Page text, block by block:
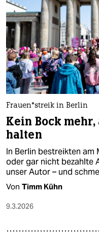
Frau­en*­streik in Berlin
Kein Bock
halten
In Berlin bestreikten am
oder gar nicht bezahlte
unser Autor – und
Von Timm Kühn
9.3.2026